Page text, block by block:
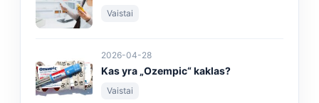
Vaistai
2026-04-28
Kas yra „Ozempic“ kaklas?
Vaistai